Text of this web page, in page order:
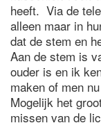
heeft. Via de
alleen maar in
dat de stem en
Aan de stem is
ouder is en ik
maken of men
Mogelijk het
missen van de